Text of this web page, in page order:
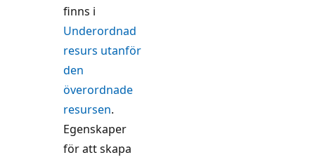
finns i
Underordnad
resurs utanför
den
överordnade
resursen.
Egenskaper
för att skapa